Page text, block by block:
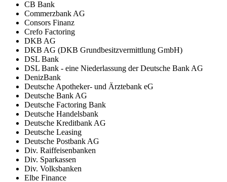
CB Bank
Commerzbank AG
Consors Finanz
Crefo Factoring
DKB AG
DKB AG (DKB Grundbesitzvermittlung GmbH)
DSL Bank
DSL Bank - eine Niederlassung der Deutsche Bank AG
DenizBank
Deutsche Apotheker- und Ärztebank eG
Deutsche Bank AG
Deutsche Factoring Bank
Deutsche Handelsbank
Deutsche Kreditbank AG
Deutsche Leasing
Deutsche Postbank AG
Div. Raiffeisenbanken
Div. Sparkassen
Div. Volksbanken
Elbe Finance